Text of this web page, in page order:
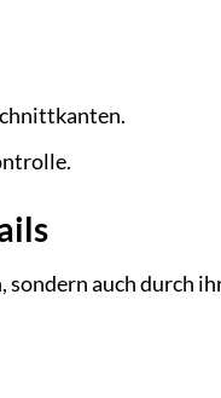
auch durch